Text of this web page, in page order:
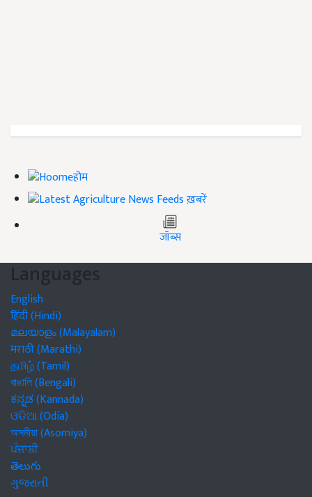
होम
ख़बरें
जॉब्स
Languages
English
हिंदी (Hindi)
മലയാളം (Malayalam)
मराठी (Marathi)
தமிழ் (Tamil)
বাঙালি (Bengali)
ಕನ್ನಡ (Kannada)
ଓଡିଆ (Odia)
অসমীয়া (Asomiya)
ਪੰਜਾਬੀ
తెలుగు
ગુજરાતી